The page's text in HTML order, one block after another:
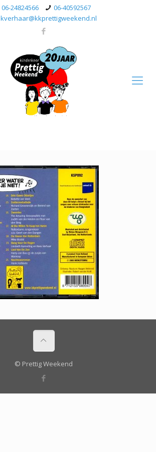
06-24824566
06-40592567
kverhaar@kkprettigweekend.nl
© Prettig Weekend